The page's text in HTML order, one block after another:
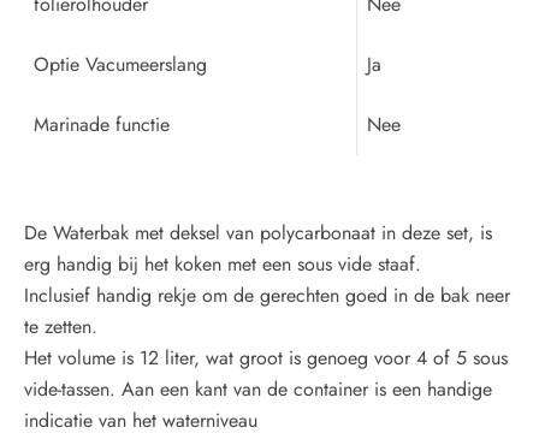
Optie Vacumeerslang Ja
Marinade functie Nee
De Waterbak met deksel van polycarbonaat in deze set, is
erg handig bij het koken met een sous vide staaf.
Inclusief handig rekje om de gerechten goed in de bak neer
te zetten.
Het volume is 12 liter, wat groot is genoeg voor 4 of 5 sous
vide-tassen. Aan een kant van de container is een handige
indicatie van het waterniveau